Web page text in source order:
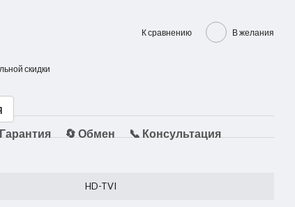
К сравнению В желания
скидки
🔄 Обмен
📞 Консультация
HD-TVI